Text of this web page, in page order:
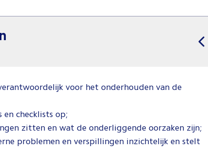
voor het onderhouden van de
checklists op;
zitten en wat de onderliggende oorzaken zijn;
problemen en verspillingen inzichtelijk en stelt